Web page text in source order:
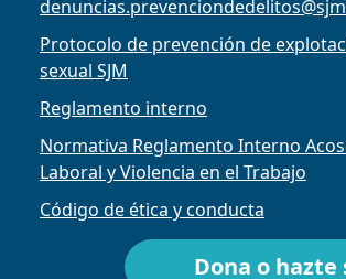
Dona o hazte
Protocolo de prevención de
sexual SJM
Reglamento interno
Normativa Reglamento Interno
Laboral y Violencia en el Trabajo
Código de ética y conducta